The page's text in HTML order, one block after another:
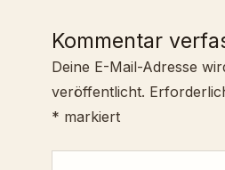
Kommentar
Deine E-Mail-Adresse
veröffentlicht.
* markiert